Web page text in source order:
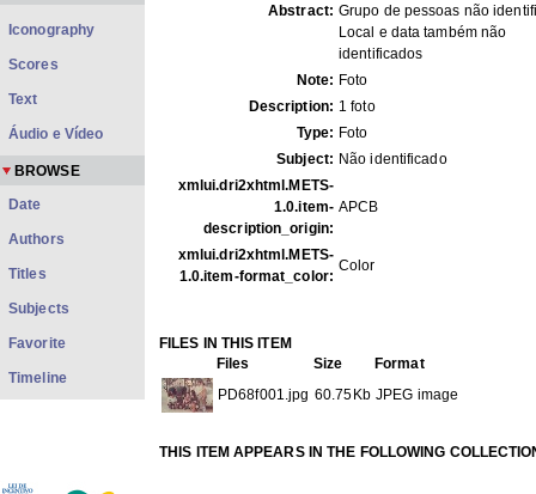
Abstract: Grupo de pessoas não
Local e data também não
identificados
Note: Foto
Description: 1 foto
Type: Foto
Subject: Não identificado
xmlui.dri2xhtml.METS-
1.0.item-
description_origin:
APCB
xmlui.dri2xhtml.METS-
1.0.item-format_color:
Color
FILES IN THIS ITEM
Files
Size
Format
PD68f001.jpg 60.75Kb JPEG image
THIS ITEM APPEARS IN THE FOLLOWING
Iconography
Scores
Text
Áudio e Vídeo
BROWSE
Date
Authors
Titles
Subjects
Favorite
Timeline